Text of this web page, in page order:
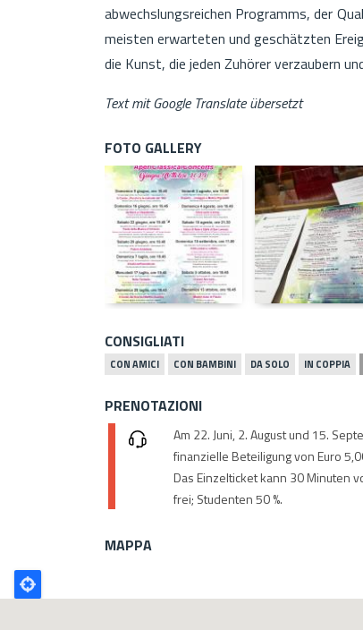
abwechslungsreichen Programms, der
meisten erwarteten und geschätzten
die Kunst, die jeden Zuhörer verzaubern
Text mit Google Translate übersetzt
FOTO GALLERY
CONSIGLIATI
CON AMICI CON BAMBINI DA SOLO IN COPPIA
PRENOTAZIONI
Am 22. Juni, 2. August und 15.
finanzielle Beteiligung von Euro
Das Einzelticket kann 30 Minuten
frei; Studenten 50 %.
MAPPA
Poligono
GEO